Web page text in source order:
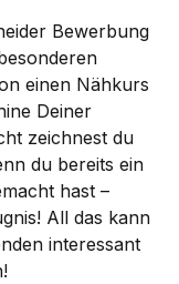
Bewerbung
einen Nähkurs
Deiner
zeichnest du
du bereits ein
hast –
All das kann
interessant